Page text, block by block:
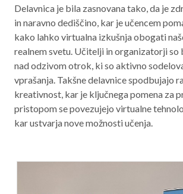
NAŠE STORITVE
REGIJA
STIK
AKTUALNO
Delavnica je bila zasnovana tako, da je
in naravno dediščino, kar je učencem
kako lahko virtualna izkušnja obogati
realnem svetu. Učitelji in organizatorji so
nad odzivom otrok, ki so aktivno
vprašanja. Takšne delavnice spodbujajo
kreativnost, kar je ključnega pomena za
pristopom se povezujejo virtualne
kar ustvarja nove možnosti učenja.